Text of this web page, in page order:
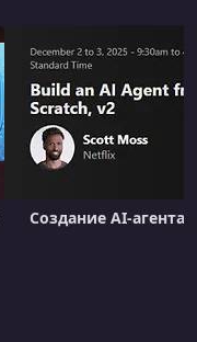
Создание AI-агента